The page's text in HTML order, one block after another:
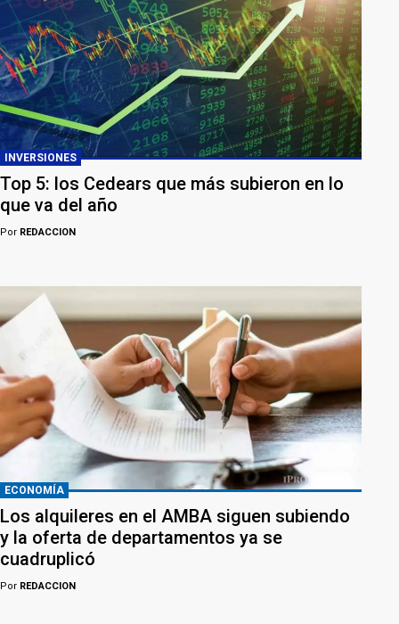
INVERSIONES
Top 5: los Cedears que más subieron en lo
que va del año
Por REDACCION
ECONOMÍA
Los alquileres en el AMBA siguen subiendo
y la oferta de departamentos ya se
cuadruplicó
Por REDACCION